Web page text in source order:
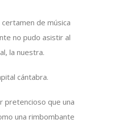
certamen de música
no pudo asistir al
la nuestra.
cántabra.
pretencioso que una
una rimbombante